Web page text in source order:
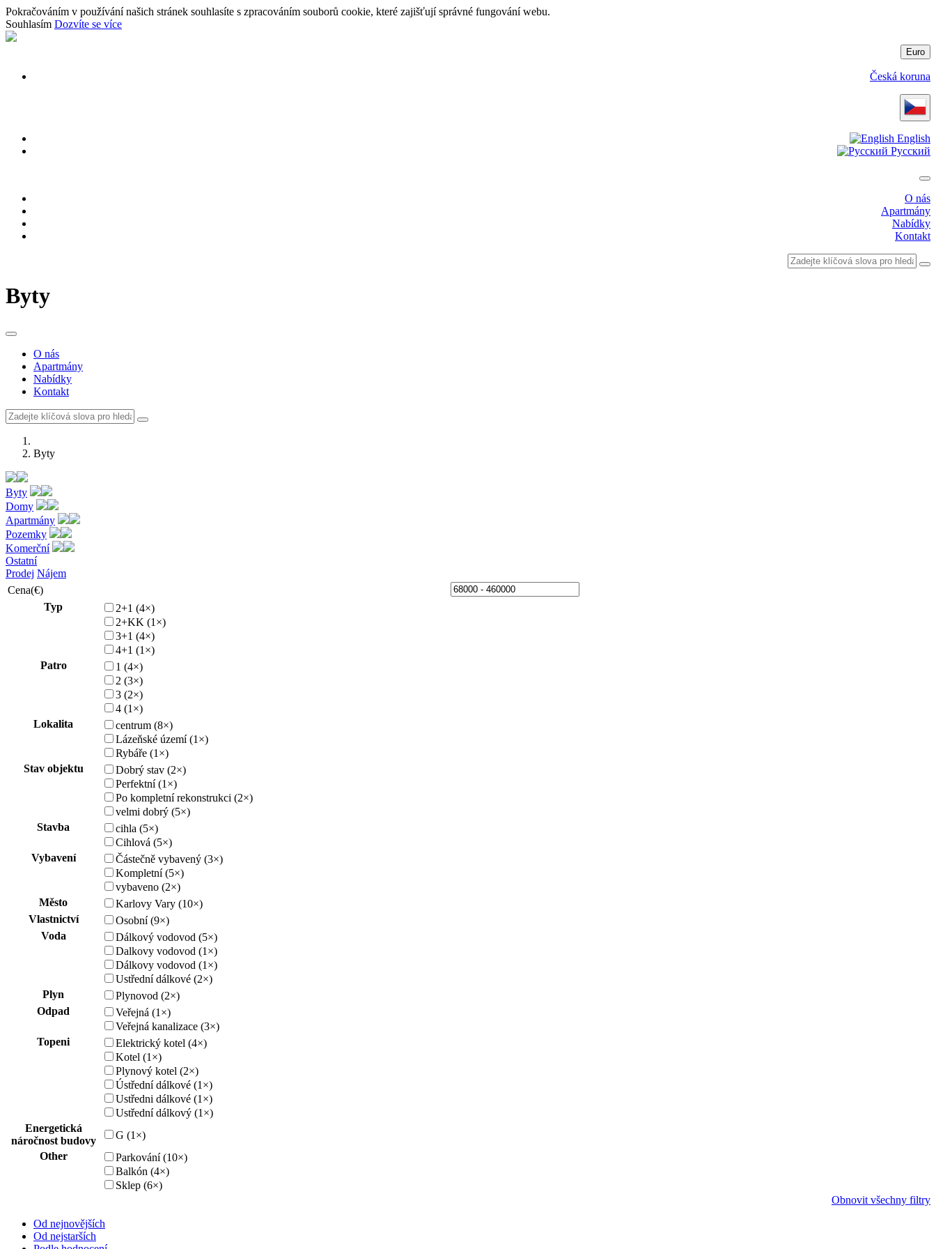
Pokračováním v používání našich stránek souhlasíte s zpracováním souborů cookie, které zajišťují správné fungování webu.
Souhlasím Dozvíte se více
Euro
Česká koruna
English
Русский
O nás
Apartmány
Nabídky
Kontakt
Byty
O nás
Apartmány
Nabídky
Kontakt
Byty
Byty
Domy
Apartmány
Pozemky
Komerční
Ostatní
Prodej Nájem
Cena(€)
Typ
2+1 (4×)
2+KK (1×)
3+1 (4×)
4+1 (1×)
Patro
1 (4×)
2 (3×)
3 (2×)
4 (1×)
Lokalita
centrum (8×)
Lázeňské území (1×)
Rybáře (1×)
Stav objektu
Dobrý stav (2×)
Perfektní (1×)
Po kompletní rekonstrukci (2×)
velmi dobrý (5×)
Stavba
cihla (5×)
Cihlová (5×)
Vybavení
Částečně vybavený (3×)
Kompletní (5×)
vybaveno (2×)
Město
Karlovy Vary (10×)
Vlastnictví
Osobní (9×)
Voda
Dálkový vodovod (5×)
Dalkovy vodovod (1×)
Dálkovy vodovod (1×)
Ustřední dálkové (2×)
Plyn
Plynovod (2×)
Odpad
Veřejná (1×)
Veřejná kanalizace (3×)
Topeni
Elektrický kotel (4×)
Kotel (1×)
Plynový kotel (2×)
Ústřední dálkové (1×)
Ustředni dálkové (1×)
Ustřední dálkový (1×)
Energetická
náročnost budovy
G (1×)
Other
Parkování (10×)
Balkón (4×)
Sklep (6×)
Obnovit všechny filtry
Od nejnovějších
Od nejstarších